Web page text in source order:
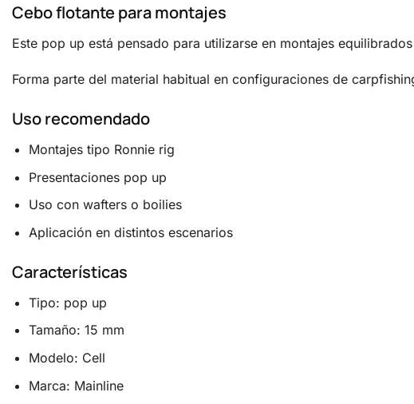
Cebo flotante para montajes
Este pop up está pensado para utilizarse en montajes
Forma parte del material habitual en configuraciones de
Uso recomendado
Montajes tipo Ronnie rig
Presentaciones pop up
Uso con wafters o boilies
Aplicación en distintos escenarios
Características
Tipo: pop up
Tamaño: 15 mm
Modelo: Cell
Marca: Mainline